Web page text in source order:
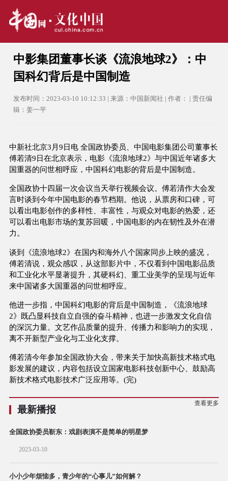
中影集团董事长谈《流浪地球2》：中
国科幻背后是中国制造
发布时间：2023-03-10 10:12:33 | 来源：中国新闻社 | 作者： | 责任编
辑：姜一平
中新社北京3月9日电 全国政协委员、中国电影集团公司董事长
傅若清9日在北京表示，电影《流浪地球2》与中国近年诸多大
国重器的问世相呼应，中国科幻电影的背后是中国制造。
全国政协十四届一次会议当天举行视频会议。傅若清作大会发
言时谈到今年中国电影的春节档期。他说，从票房和口碑，可
以看出电影创作的多样性、丰富性，与观众对电影的热爱，还
可以看出电影市场的复苏回暖，中国电影的内在韧性及外在潜
力。
谈到《流浪地球2》在国内和海外八个国家同步上映的盛况，
傅若清说，观众感叹，从这部影片中，不仅看到中国电影品质
和工业化水平显著提升，其硬科幻、重工业美学的呈现与近年
来中国诸多大国重器的问世相呼应。
他进一步指，中国科幻电影的背后是中国制造，《流浪地球
2》既凸显科技自立自强的奋斗精神，也进一步激发文化自信
的深沉力量。文艺作品质量的提升、传播力和影响力的实现，
离不开新型产业化与工业化支撑。
傅若清今年参加全国政协大会，带来关于加快高新技术格式电
影发展的建议，内容包括设立国家电影科技创新中心、鼓励高
新技术格式电影技术广泛应用等。(完)
最新播报
查看更多
全国政协委员靳东：戏剧表演不是简单的明星梦
2023-03-10
小小少年烦恼多，青少年的“心事儿”如何解？